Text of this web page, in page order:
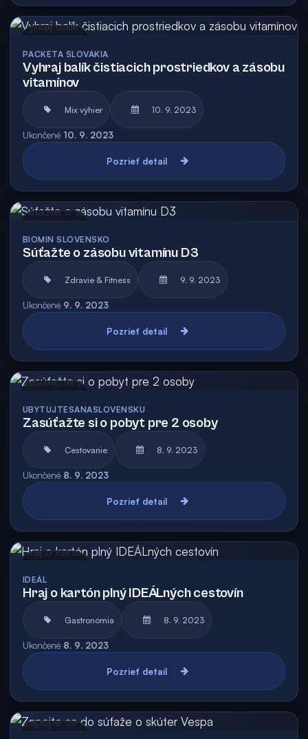
PACKETA SLOVAKIA
Vyhraj balík čistiacich prostriedkov a zásobu
vitamínov
Mix výhier 10. 9. 2023
Ukončené 10. 9. 2023
Pozrieť detail
BIOMIN SLOVENSKO
Súťažte o zásobu vitamínu D3
Zdravie & Fitness 9. 9. 2023
Ukončené 9. 9. 2023
Pozrieť detail
UBYTUJTESANASLOVENSKU
Zasúťažte si o pobyt pre 2 osoby
Cestovanie 8. 9. 2023
Ukončené 8. 9. 2023
Pozrieť detail
IDEÁL
Hraj o kartón plný IDEÁLných cestovín
Gastronómia 8. 9. 2023
Ukončené 8. 9. 2023
Pozrieť detail